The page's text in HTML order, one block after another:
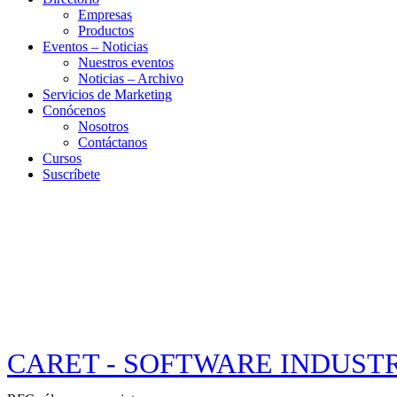
Empresas
Productos
Eventos – Noticias
Nuestros eventos
Noticias – Archivo
Servicios de Marketing
Conócenos
Nosotros
Contáctanos
Cursos
Suscríbete
CARET - SOFTWARE